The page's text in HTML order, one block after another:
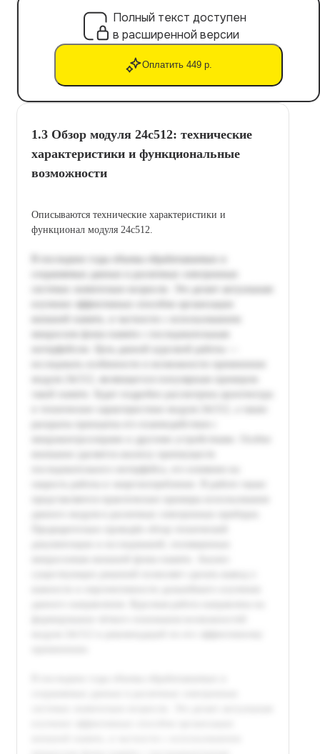
Полный текст доступен
в расширенной версии
Оплатить 449 р.
1.3 Обзор модуля 24c512: технические
характеристики и функциональные
возможности
Описываются технические характеристики и
функционал модуля 24c512.